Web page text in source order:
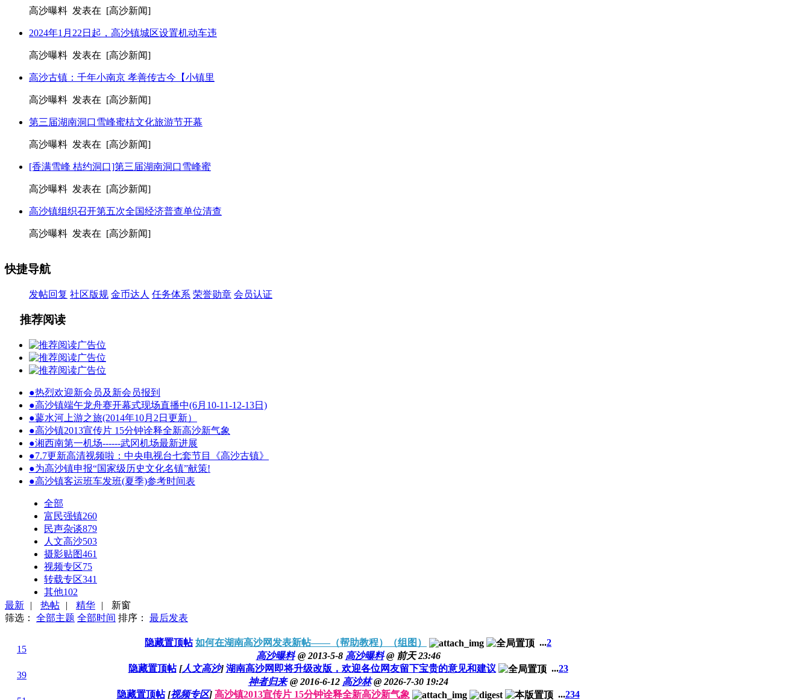
高沙曝料 发表在 [高沙新闻]
2024年1月22日起，高沙镇城区设置机动车违
高沙曝料 发表在 [高沙新闻]
高沙古镇：千年小南京 孝善传古今【小镇里
高沙曝料 发表在 [高沙新闻]
第三届湖南洞口雪峰蜜桔文化旅游节开幕
高沙曝料 发表在 [高沙新闻]
[香满雪峰 桔约洞口]第三届湖南洞口雪峰蜜
高沙曝料 发表在 [高沙新闻]
高沙镇组织召开第五次全国经济普查单位清查
高沙曝料 发表在 [高沙新闻]
快捷导航
发帖回复 社区版规 金币达人 任务体系 荣誉勋章 会员认证
推荐阅读
●热烈欢迎新会员及新会员报到
●高沙镇端午龙舟赛开幕式现场直播中(6月10-11-12-13日)
●蓼水河上游之旅(2014年10月2日更新）
●高沙镇2013宣传片 15分钟诠释全新高沙新气象
●湘西南第一机场------武冈机场最新进展
●7.7更新高清视频啦：中央电视台七套节目《高沙古镇》
●为高沙镇申报“国家级历史文化名镇”献策!
●高沙镇客运班车发班(夏季)参考时间表
全部
富民强镇260
民声杂谈879
人文高沙503
摄影贴图461
视频专区75
转载专区341
其他102
最新
| 热帖 | 精华 |
新窗
筛选： 全部主题 全部时间 排序： 最后发表
15
隐藏置顶帖 如何在湖南高沙网发表新帖——（帮助教程）（组图） ...2
高沙曝料 @ 2013-5-8 高沙曝料@ 前天 23:46
39
隐藏置顶帖 [人文高沙] 湖南高沙网即将升级改版，欢迎各位网友留下宝贵的意见和建议 ...23
神者归来 @ 2016-6-12 高沙林@ 2026-7-30 19:24
隐藏置顶帖 [视频专区] 高沙镇2013宣传片 15分钟诠释全新高沙新气象 ...234